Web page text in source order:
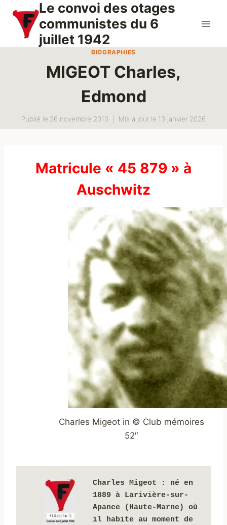
contenu
Le convoi des otages
communistes du 6
juillet 1942
BIOGRAPHIES
MIGEOT Charles,
Edmond
Publié le 26 novembre 2010 Mis à jour le 13 janvier 2026
Matricule « 45 879 » à
Auschwitz
Charles Migeot in © Club mémoires
52″
Charles Migeot : né en
1889 à Larivière-sur-
Apance (Haute-Marne) où
il habite au moment de